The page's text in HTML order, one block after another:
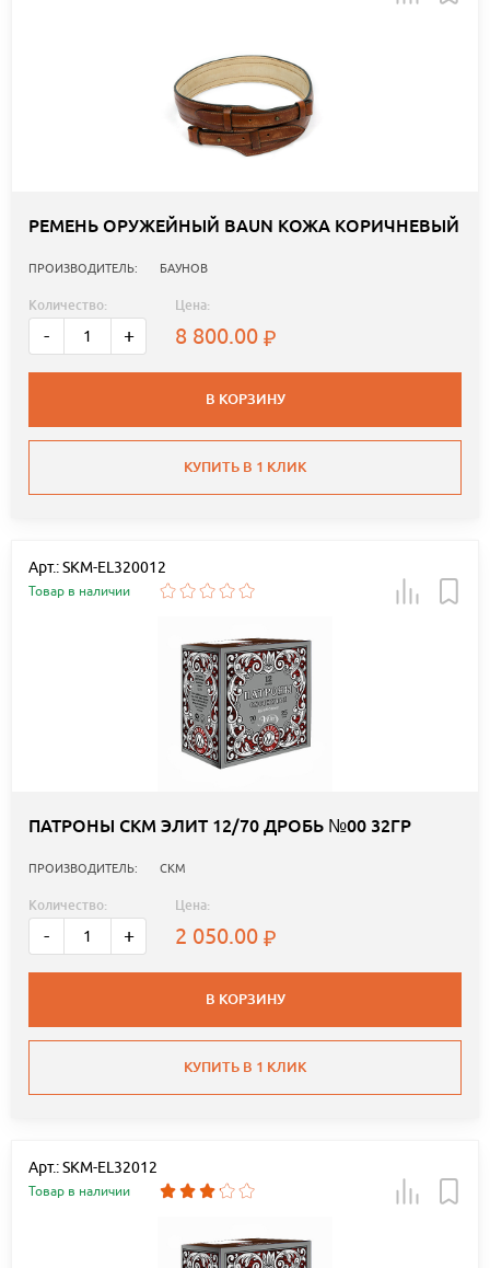
РЕМЕНЬ ОРУЖЕЙНЫЙ BAUN КОЖА КОРИЧНЕВЫЙ
ПРОИЗВОДИТЕЛЬ: БАУНОВ
Количество:
- +
Цена:
8 800.00
В КОРЗИНУ
КУПИТЬ В 1 КЛИК
Арт.: SKM-EL320012
Товар в наличии
ПАТРОНЫ СКМ ЭЛИТ 12/70 ДРОБЬ №00 32ГР
ПРОИЗВОДИТЕЛЬ: СКМ
Количество:
- +
Цена:
2 050.00
В КОРЗИНУ
КУПИТЬ В 1 КЛИК
Арт.: SKM-EL32012
Товар в наличии